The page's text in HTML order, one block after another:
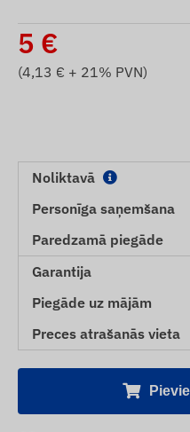
5 €
(4,13 € + 21% PVN)
Noliktavā
Personīga saņemšana
Paredzamā piegāde
Garantija
Piegāde uz mājām
Preces atrašanās vieta